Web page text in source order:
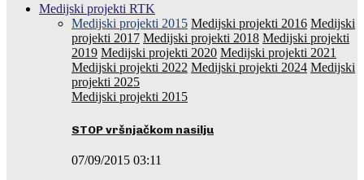
Medijski projekti RTK
Medijski projekti 2015 Medijski projekti 2016 Medijski
projekti 2017 Medijski projekti 2018 Medijski projekti
2019 Medijski projekti 2020 Medijski projekti 2021
Medijski projekti 2022 Medijski projekti 2024 Medijski
projekti 2025
Medijski projekti 2015
STOP vršnjačkom nasilju
07/09/2015 03:11